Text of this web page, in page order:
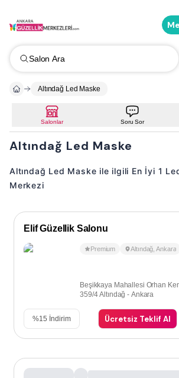
Salon Ara
Altındağ Led Maske
Salonlar Soru Sor
Altındağ Led Maske
Altındağ Led Maske ile ilgili En İyi 1
Merkezi
Elif Güzellik Salonu
Premium Altındağ ,Ankara
Beşikkaya Mahallesi Orhan
359/4 Altındağ - Ankara
%15 İndirim Ücretsiz Teklif Al